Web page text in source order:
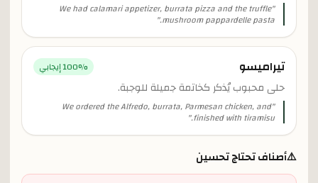
"
We had calamari appetizer, burrata pizza and the truffle
mushroom pappardelle pasta.
"
تيراميسو 100% إيجابي
حلى محبوب يُذكر كخاتمة جميلة للوجبة.
"
We ordered the Alfredo, burrata, Parmesan chicken, and
finished with tiramisu.
"
⚠️أصناف تحتاج تحسين